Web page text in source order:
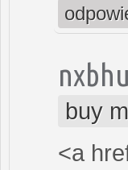
buy
<a